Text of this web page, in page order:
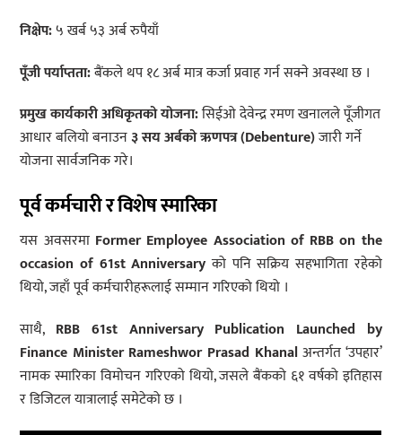
निक्षेप:५ खर्ब ५३ अर्ब रुपैयाँ
पूँजी पर्याप्तता:बैंकले थप १८ अर्ब मात्र कर्जा प्रवाह गर्न सक्ने अवस्था छ ।
प्रमुख कार्यकारी अधिकृतको योजना:सिईओ देवेन्द्र रमण खनालले पूँजीगत
आधार बलियो बनाउन३ सय अर्बको ऋणपत्र (Debenture)जारी गर्ने
योजना सार्वजनिक गरे।
पूर्व कर्मचारी र विशेष स्मारिका
यस अवसरमा Former Employee Association of RBB on the
occasion of 61st Anniversary को पनि सक्रिय सहभागिता रहेको
थियो, जहाँ पूर्व कर्मचारीहरूलाई सम्मान गरिएको थियो ।
साथै, RBB 61st Anniversary Publication Launched by
Finance Minister Rameshwor Prasad Khanalअन्तर्गत ‘उपहार’
नामक स्मारिका विमोचन गरिएको थियो, जसले बैंकको ६१ वर्षको इतिहास
र डिजिटल यात्रालाई समेटेको छ ।